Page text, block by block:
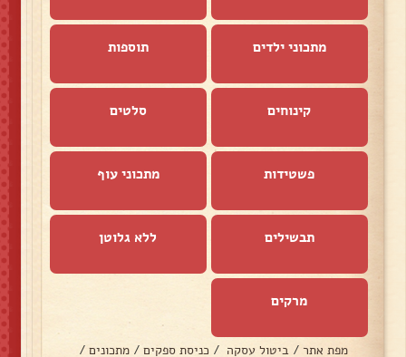
מתכוני ילדים תוספות
קינוחים סלטים
פשטידות מתכוני עוף
תבשילים ללא גלוטן
מרקים
מפת אתר / ביטול עסקה / כניסת ספקים / מתכונים /